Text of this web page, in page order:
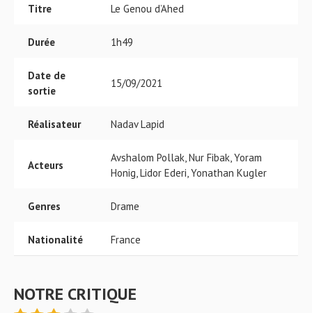
Titre Le Genou d’Ahed
Durée 1h49
Date de
sortie
15/09/2021
Réalisateur Nadav Lapid
Acteurs
Avshalom Pollak, Nur Fibak, Yoram
Honig, Lidor Ederi, Yonathan Kugler
Genres Drame
Nationalité France
NOTRE CRITIQUE